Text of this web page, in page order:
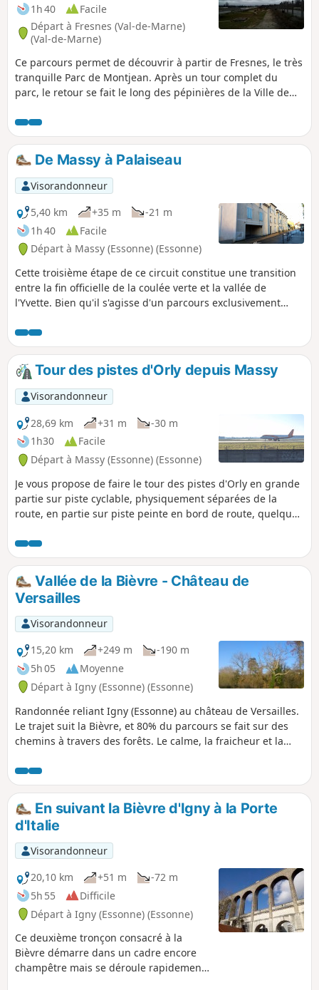
1h 40
Facile
Départ à Fresnes (Val-de-Marne)
(Val-de-Marne)
Ce parcours permet de découvrir à partir de Fresnes, le très
tranquille Parc de Montjean. Après un tour complet du
parc, le retour se fait le long des pépinières de la Ville de
long de la Voie des Laitières.
De Massy à Palaiseau
Visorandonneur
5,40 km
+35 m
-21 m
1h 40
Facile
Départ à Massy (Essonne) (Essonne)
Cette troisième étape de ce circuit constitue une transition
entre la fin officielle de la coulée verte et la vallée de
l'Yvette. Bien qu'il s'agisse d'un parcours exclusivement
secteurs les plus encombrés de la dynamique commune de
Massy.
Tour des pistes d'Orly depuis Massy
Visorandonneur
28,69 km
+31 m
-30 m
1h30
Facile
Départ à Massy (Essonne) (Essonne)
Je vous propose de faire le tour des pistes d'Orly en grande
partie sur piste cyclable, physiquement séparées de la
route, en partie sur piste peinte en bord de route, quelques
des avions. Je fais ça le weekend, en alternative à la Coulée
Verte, trop encombrée.
Vallée de la Bièvre - Château de
Versailles
Visorandonneur
15,20 km
+249 m
-190 m
5h 05
Moyenne
Départ à Igny (Essonne) (Essonne)
Randonnée reliant Igny (Essonne) au château de Versailles.
Le trajet suit la Bièvre, et 80% du parcours se fait sur des
chemins à travers des forêts. Le calme, la fraicheur et la
exceptionnel.
En suivant la Bièvre d'Igny à la Porte
d'Italie
Visorandonneur
20,10 km
+51 m
-72 m
5h 55
Difficile
Départ à Igny (Essonne) (Essonne)
Ce deuxième tronçon consacré à la
Bièvre démarre dans un cadre encore
champêtre mais se déroule rapidement